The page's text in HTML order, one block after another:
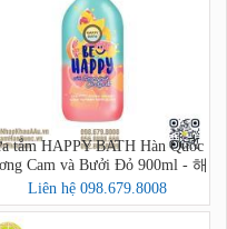
tắm HAPPY BATH Hàn Quốc
Cam và Bưởi Đỏ 900ml - 해
스 스마일 브라이트닝 자몽오
렌지 바디워시
Liên hệ 098.679.8008